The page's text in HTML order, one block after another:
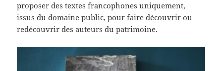
proposer des textes francophones uniquement,
issus du domaine public, pour faire découvrir ou
redécouvrir des auteurs du patrimoine.